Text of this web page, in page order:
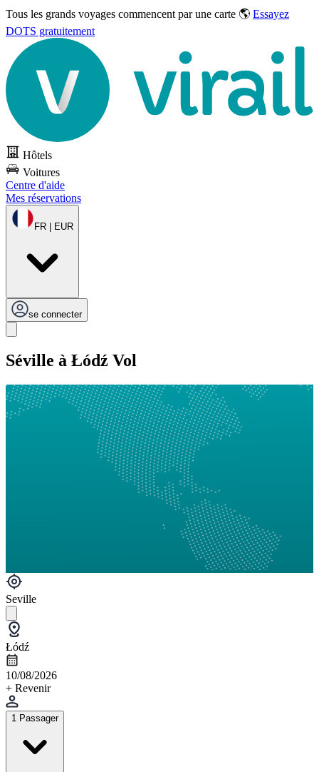
Tous les grands voyages commencent par une carte 🌎 Essayez
DOTS gratuitement
Hôtels
Voitures
Centre d'aide
Mes réservations
FR | EUR
se connecter
Séville à Łódź Vol
Seville
Łódź
10/08/2026
+ Revenir
1 Passager